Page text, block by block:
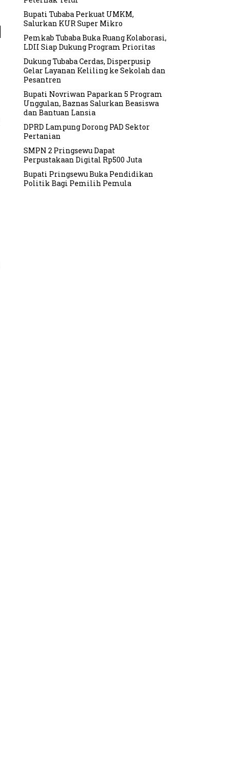
Bupati Tubaba Perkuat UMKM,
Salurkan KUR Super Mikro
Pemkab Tubaba Buka Ruang Kolaborasi,
LDII Siap Dukung Program Prioritas
Dukung Tubaba Cerdas, Disperpusip
Gelar Layanan Keliling ke Sekolah dan
Pesantren
Bupati Novriwan Paparkan 5 Program
Unggulan, Baznas Salurkan Beasiswa
dan Bantuan Lansia
DPRD Lampung Dorong PAD Sektor
Pertanian
SMPN 2 Pringsewu Dapat
Perpustakaan Digital Rp500 Juta
Bupati Pringsewu Buka Pendidikan
Politik Bagi Pemilih Pemula